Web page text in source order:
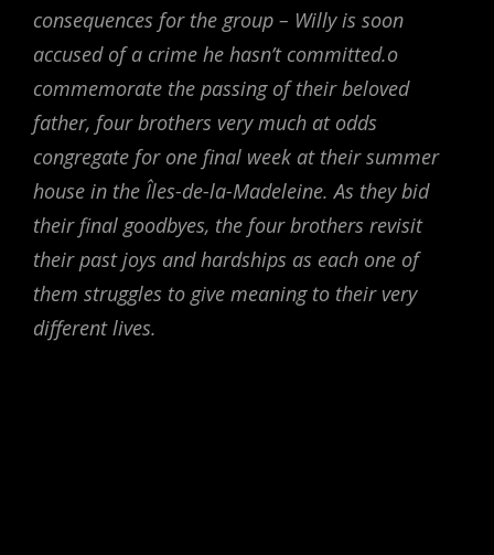
consequences for the group – Willy is soon
accused of a crime he hasn’t committed.o
commemorate the passing of their beloved
father, four brothers very much at odds
congregate for one final week at their summer
house in the Îles-de-la-Madeleine. As they bid
their final goodbyes, the four brothers revisit
their past joys and hardships as each one of
them struggles to give meaning to their very
different lives.